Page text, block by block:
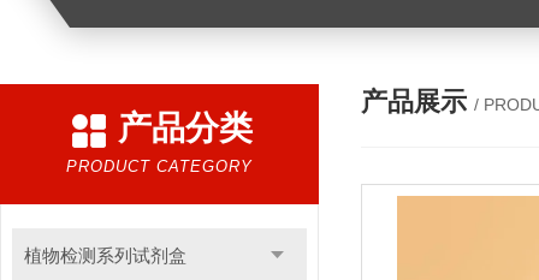
产品分类
PRODUCT CATEGORY
植物检测系列试剂盒
产品展示 /